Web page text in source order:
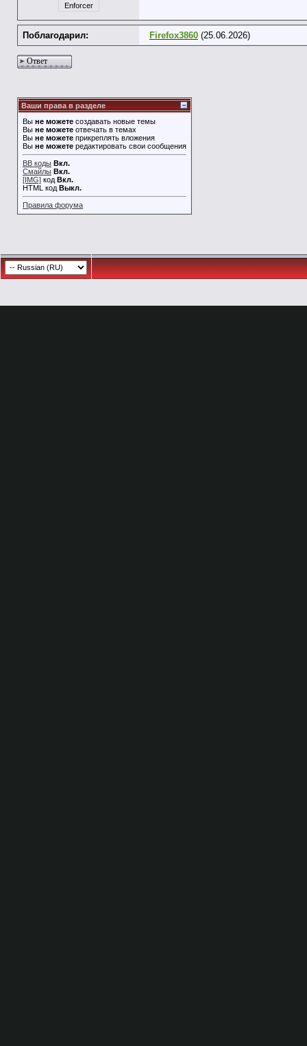
Enforcer
Поблагодарил: Firefox3860 (25.06.2026)
Ответ
Ваши права в разделе
Вы не можете создавать новые темы
Вы не можете отвечать в темах
Вы не можете прикреплять вложения
Вы не можете редактировать свои сообщения
BB коды Вкл.
Смайлы Вкл.
[IMG] код Вкл.
HTML код Выкл.
Правила форума